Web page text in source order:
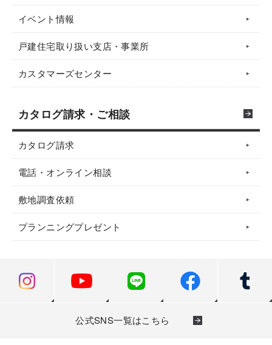
イベント情報
戸建住宅取り扱い支店・事業所
カスタマーズセンター
カタログ請求・ご相談
カタログ請求
電話・オンライン相談
敷地調査依頼
プランニングプレゼント
公式SNS一覧はこちら